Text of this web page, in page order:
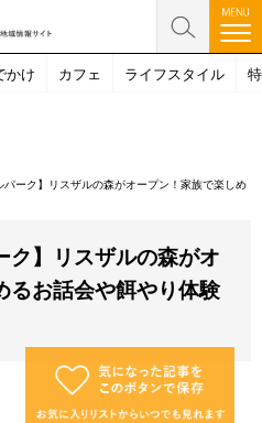
かけ カフェ ライフスタイル
パーク】リスザルの森がオープン！家族で楽しめ
ク】リスザルの森がオ
るお話会や餌やり体験